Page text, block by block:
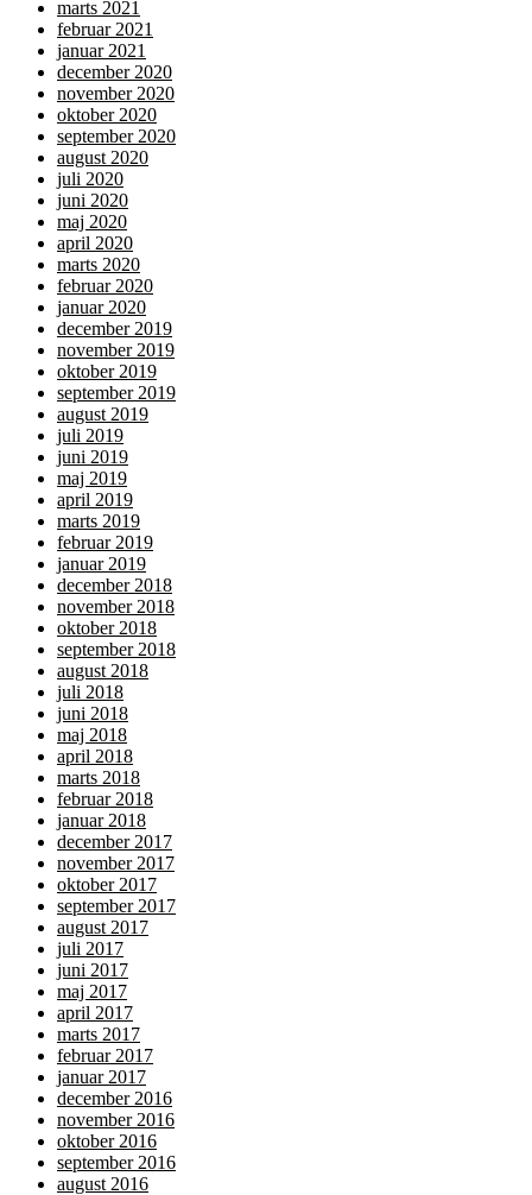
marts 2021
februar 2021
januar 2021
december 2020
november 2020
oktober 2020
september 2020
august 2020
juli 2020
juni 2020
maj 2020
april 2020
marts 2020
februar 2020
januar 2020
december 2019
november 2019
oktober 2019
september 2019
august 2019
juli 2019
juni 2019
maj 2019
april 2019
marts 2019
februar 2019
januar 2019
december 2018
november 2018
oktober 2018
september 2018
august 2018
juli 2018
juni 2018
maj 2018
april 2018
marts 2018
februar 2018
januar 2018
december 2017
november 2017
oktober 2017
september 2017
august 2017
juli 2017
juni 2017
maj 2017
april 2017
marts 2017
februar 2017
januar 2017
december 2016
november 2016
oktober 2016
september 2016
august 2016